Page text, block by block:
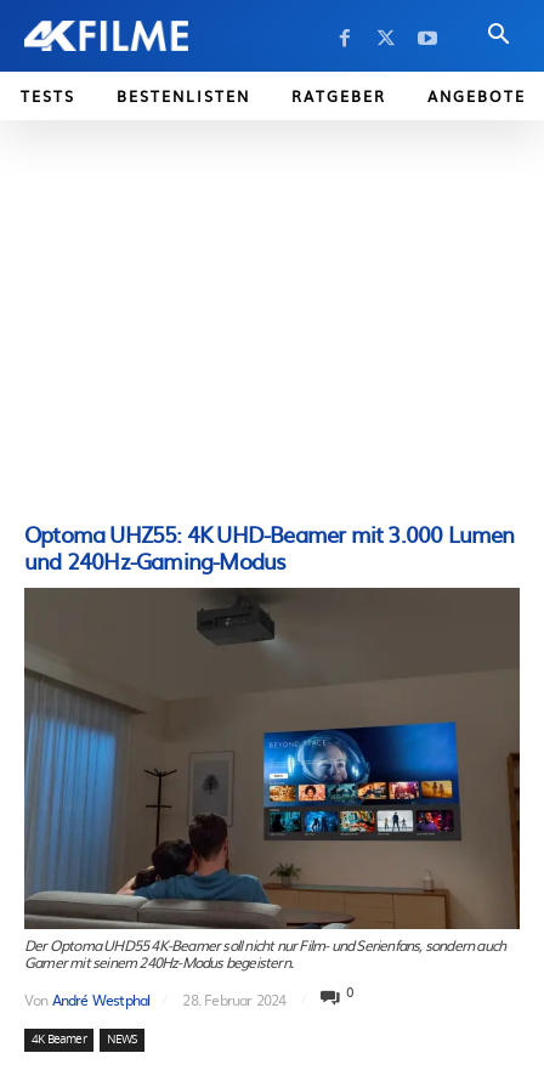
TESTS BESTENLISTEN RATGEBER ANGEBOTE
Optoma UHZ55: 4K UHD-Beamer mit 3.000 Lumen
und 240Hz-Gaming-Modus
Der Optoma UHD55 4K-Beamer soll nicht nur Film- und Serienfans, sondern auch
Gamer mit seinem 240Hz-Modus begeistern.
VonAndré Westphal 28. Februar 2024 0
4K Beamer NEWS